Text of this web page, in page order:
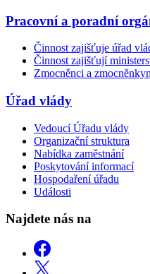
Pracovní a poradní
Činnost zajišťuje úřad
Činnost zajišťují
Zmocněnci a
Úřad vlády
Vedoucí Úřadu vlády
Organizační struktura
Nabídka zaměstnání
Poskytování informací
Hospodaření úřadu
Události
Najdete nás na